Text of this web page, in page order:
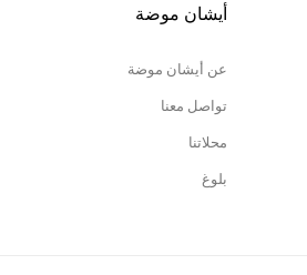
أيشان موضة
عن أيشان موضة
تواصل معنا
محلاتنا
بلوغ